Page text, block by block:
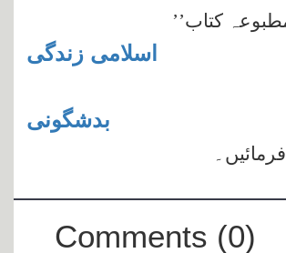
کتاب’’
اسلامی زندگی
بدشگونی
Comments (0)